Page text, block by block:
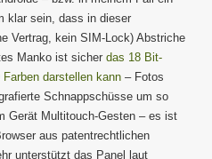
klar sein, dass in dieser
Vertrag, kein SIM-Lock) Abstriche
Manko ist sicher das 18 Bit-
darstellen kann – Fotos
Schnappschüsse um so
Gerät Multitouch-Gesten – es ist
aus patentrechtlichen
unterstützt das Panel laut